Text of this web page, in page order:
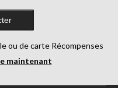
ou de carte Récompenses
maintenant